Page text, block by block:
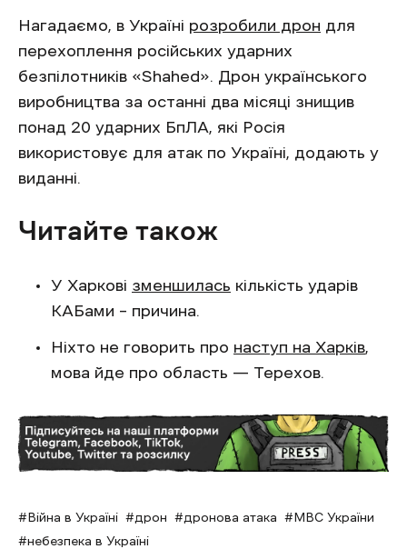
Нагадаємо, в Україні розробили дрон для
перехоплення російських ударних
безпілотників «Shahed». Дрон українського
виробництва за останні два місяці знищив
понад 20 ударних БпЛА, які Росія
використовує для атак по Україні, додають у
виданні.
Читайте також
У Харкові зменшилась кількість ударів
КАБами – причина.
Ніхто не говорить про наступ на Харків,
мова йде про область — Терехов.
Війна в Україні дрон дронова атака
МВС України
небезпека в Україні